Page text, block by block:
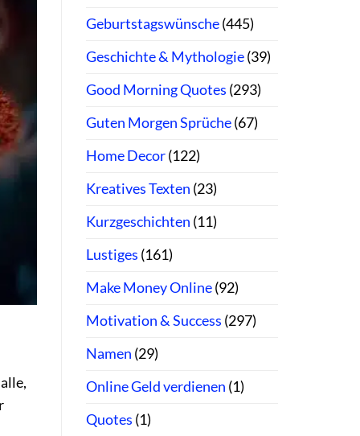
Geburtstagswünsche(445)
Geschichte & Mythologie(39)
Good Morning Quotes (293)
Guten Morgen Sprüche(67)
Home Decor(122)
Kreatives Texten (23)
Kurzgeschichten (11)
Lustiges (161)
Make Money Online(92)
Motivation & Success (297)
Namen (29)
Online Geld verdienen (1)
Quotes (1)